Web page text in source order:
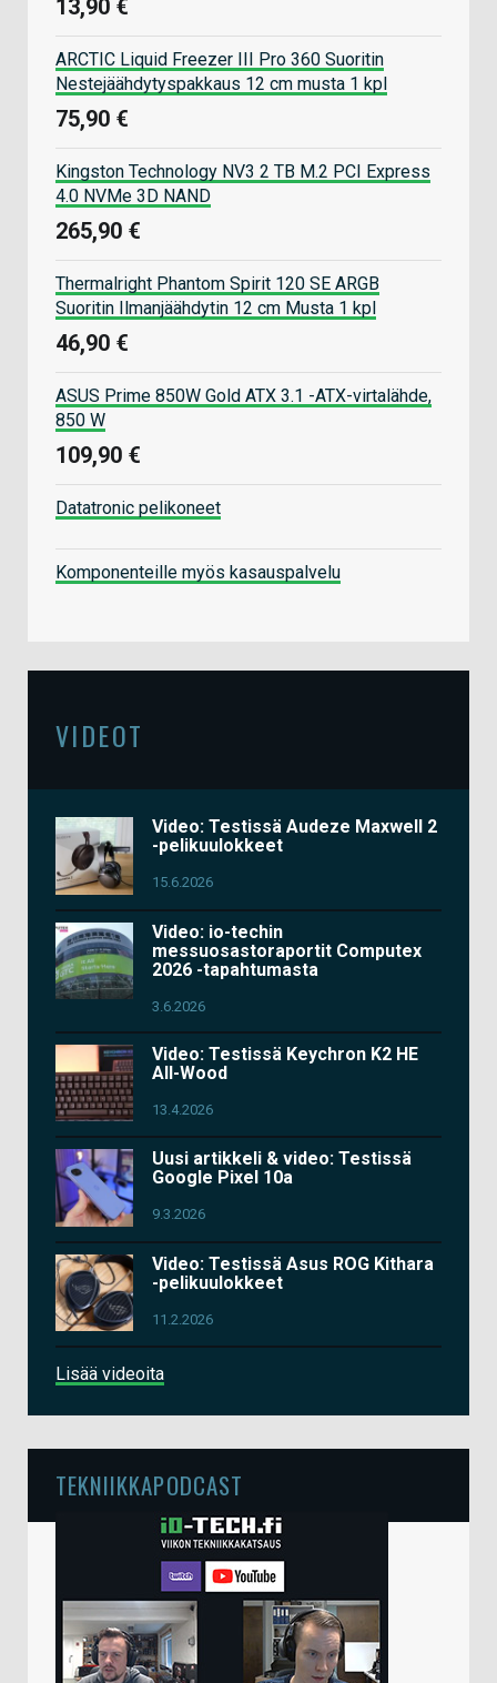
13,90 €
ARCTIC Liquid Freezer III Pro 360 Suoritin
Nestejäähdytyspakkaus 12 cm musta 1 kpl
75,90 €
Kingston Technology NV3 2 TB M.2 PCI Express
4.0 NVMe 3D NAND
265,90 €
Thermalright Phantom Spirit 120 SE ARGB
Suoritin Ilmanjäähdytin 12 cm Musta 1 kpl
46,90 €
ASUS Prime 850W Gold ATX 3.1 -ATX-virtalähde,
850 W
109,90 €
Datatronic pelikoneet
Komponenteille myös kasauspalvelu
VIDEOT
Video: Testissä Audeze Maxwell 2
-pelikuulokkeet
15.6.2026
Video: io-techin
messuosastoraportit Computex
2026 -tapahtumasta
3.6.2026
Video: Testissä Keychron K2 HE
All-Wood
13.4.2026
Uusi artikkeli & video: Testissä
Google Pixel 10a
9.3.2026
Video: Testissä Asus ROG Kithara
-pelikuulokkeet
11.2.2026
Lisää videoita
TEKNIIKKAPODCAST